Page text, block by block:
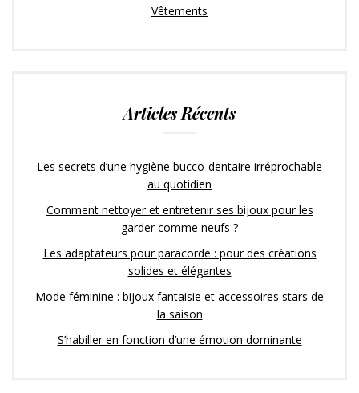
Vêtements
Articles Récents
Les secrets d’une hygiène bucco-dentaire irréprochable
au quotidien
Comment nettoyer et entretenir ses bijoux pour les
garder comme neufs ?
Les adaptateurs pour paracorde : pour des créations
solides et élégantes
Mode féminine : bijoux fantaisie et accessoires stars de
la saison
S’habiller en fonction d’une émotion dominante